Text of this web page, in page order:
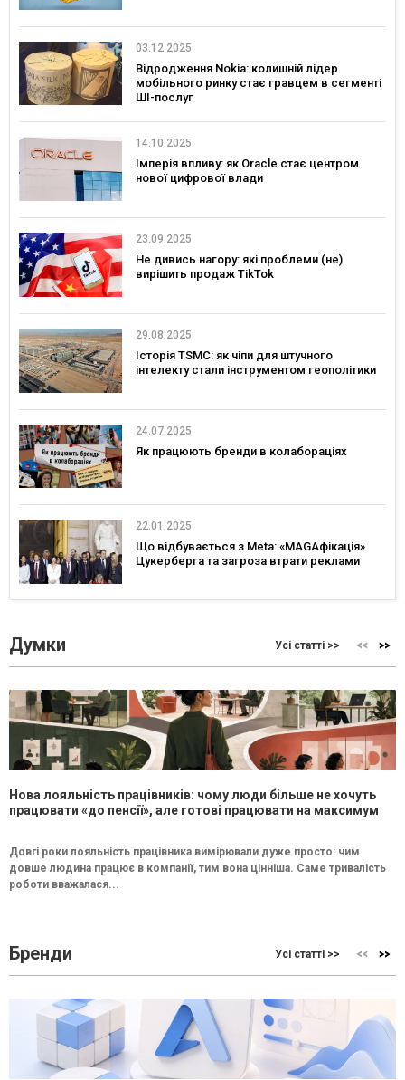
03.12.2025
Відродження Nokia: колишній лідер
мобільного ринку стає гравцем в сегменті
ШІ-послуг
14.10.2025
Імперія впливу: як Oracle стає центром
нової цифрової влади
23.09.2025
Не дивись нагору: які проблеми (не)
вирішить продаж TikTok
29.08.2025
Історія TSMC: як чіпи для штучного
інтелекту стали інструментом геополітики
24.07.2025
Як працюють бренди в колабораціях
22.01.2025
Що відбувається з Meta: «MAGAфікація»
Цукерберга та загроза втрати реклами
Думки Усі статті >>
Нова лояльність працівників: чому люди більше не хочуть
працювати «до пенсії», але готові працювати на максимум
Довгі роки лояльність працівника вимірювали дуже просто: чим
довше людина працює в компанії, тим вона цінніша. Саме тривалість
роботи вважалася...
Бренди Усі статті >>